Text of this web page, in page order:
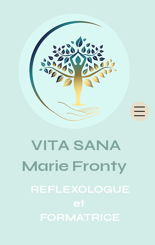
VITA SANA
Marie Fronty
REFLEXOLOGUE
et
FORMATRICE